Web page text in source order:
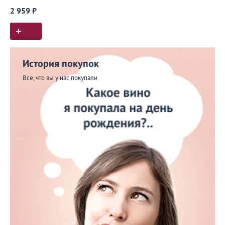
2 959 ₽
История покупок
Все, что вы у нас покупали